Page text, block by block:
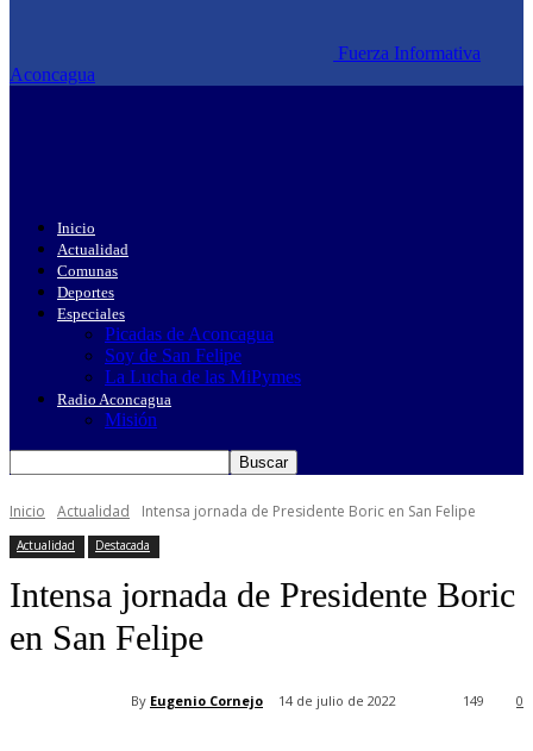
Fuerza Informativa
Aconcagua
Inicio
Actualidad
Comunas
Deportes
Especiales
Picadas de Aconcagua
Soy de San Felipe
La Lucha de las MiPymes
Radio Aconcagua
Misión
Inicio Actualidad Intensa jornada de Presidente Boric en San Felipe
Actualidad Destacada
Intensa jornada de Presidente Boric
en San Felipe
By Eugenio Cornejo 14 de julio de 2022 0
149